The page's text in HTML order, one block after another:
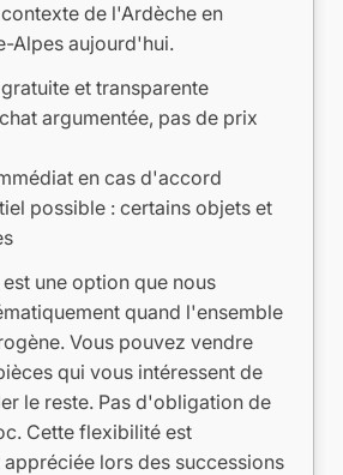
de l'Ardèche en
Alpes aujourd'hui.
et transparente
argumentée, pas de prix
en cas d'accord
possible : certains objets et
une option que nous
quand l'ensemble
Vous pouvez vendre
qui vous intéressent de
le reste. Pas d'obligation de
Cette flexibilité est
lors des successions